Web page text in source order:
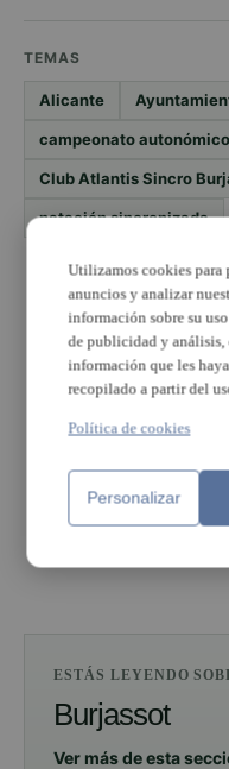
TEMAS
Alicante
campeonato
Club Atlantis Sincro
natación sincronizada
ESTÁS LEYENDO
Burjassot
Ver más de esta
Utilizamos cookies para
anuncios y analizar
información sobre su
de publicidad y análisis,
información que les
recopilado a partir del
Política de cookies
Personalizar